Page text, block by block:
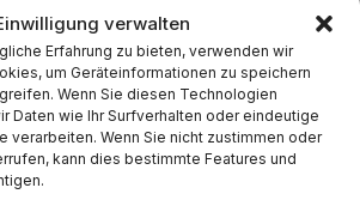
verwalten
Erfahrung zu bieten, verwenden wir
um Geräteinformationen zu speichern
Wenn Sie diesen Technologien
Daten wie Ihr Surfverhalten oder eindeutige
verarbeiten. Wenn Sie nicht zustimmen oder
kann dies bestimmte Features und